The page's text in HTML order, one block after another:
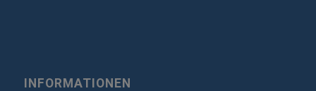
INFORMATIONEN